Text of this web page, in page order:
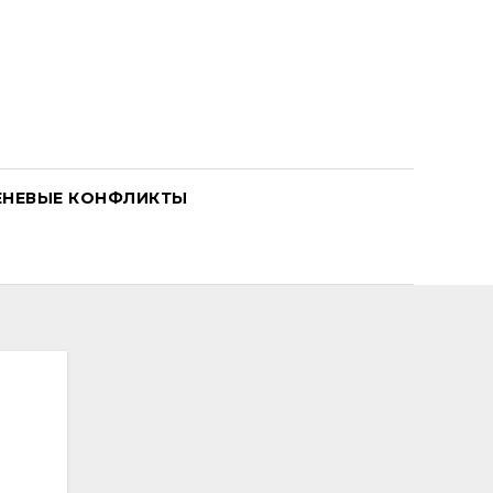
КОНФЛИКТЫ